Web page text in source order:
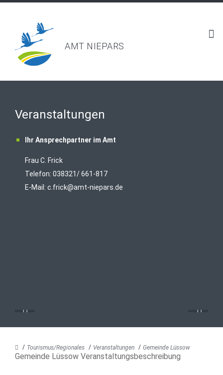
AMT NIEPARS
Veranstaltungen
Ihr Ansprechpartner im Amt
Frau C. Frick
Telefon: 038321/ 661-817
E-Mail: c.frick@amt-niepars.de
Tourismus/Regionales Veranstaltungen Gemeinde Lüssow
Gemeinde Lüssow Veranstaltungsbeschreibung